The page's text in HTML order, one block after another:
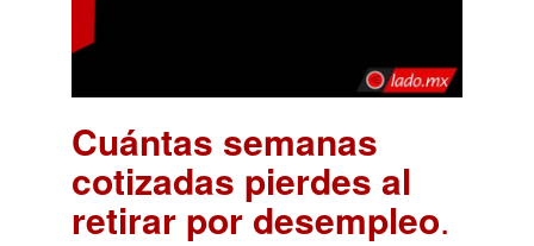
Cuántas semanas
cotizadas pierdes al
retirar por desempleo.